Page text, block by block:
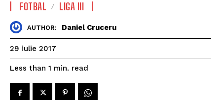
FOTBAL LIGA III
AUTHOR: Daniel Cruceru
29 iulie 2017
Less than 1 min. read